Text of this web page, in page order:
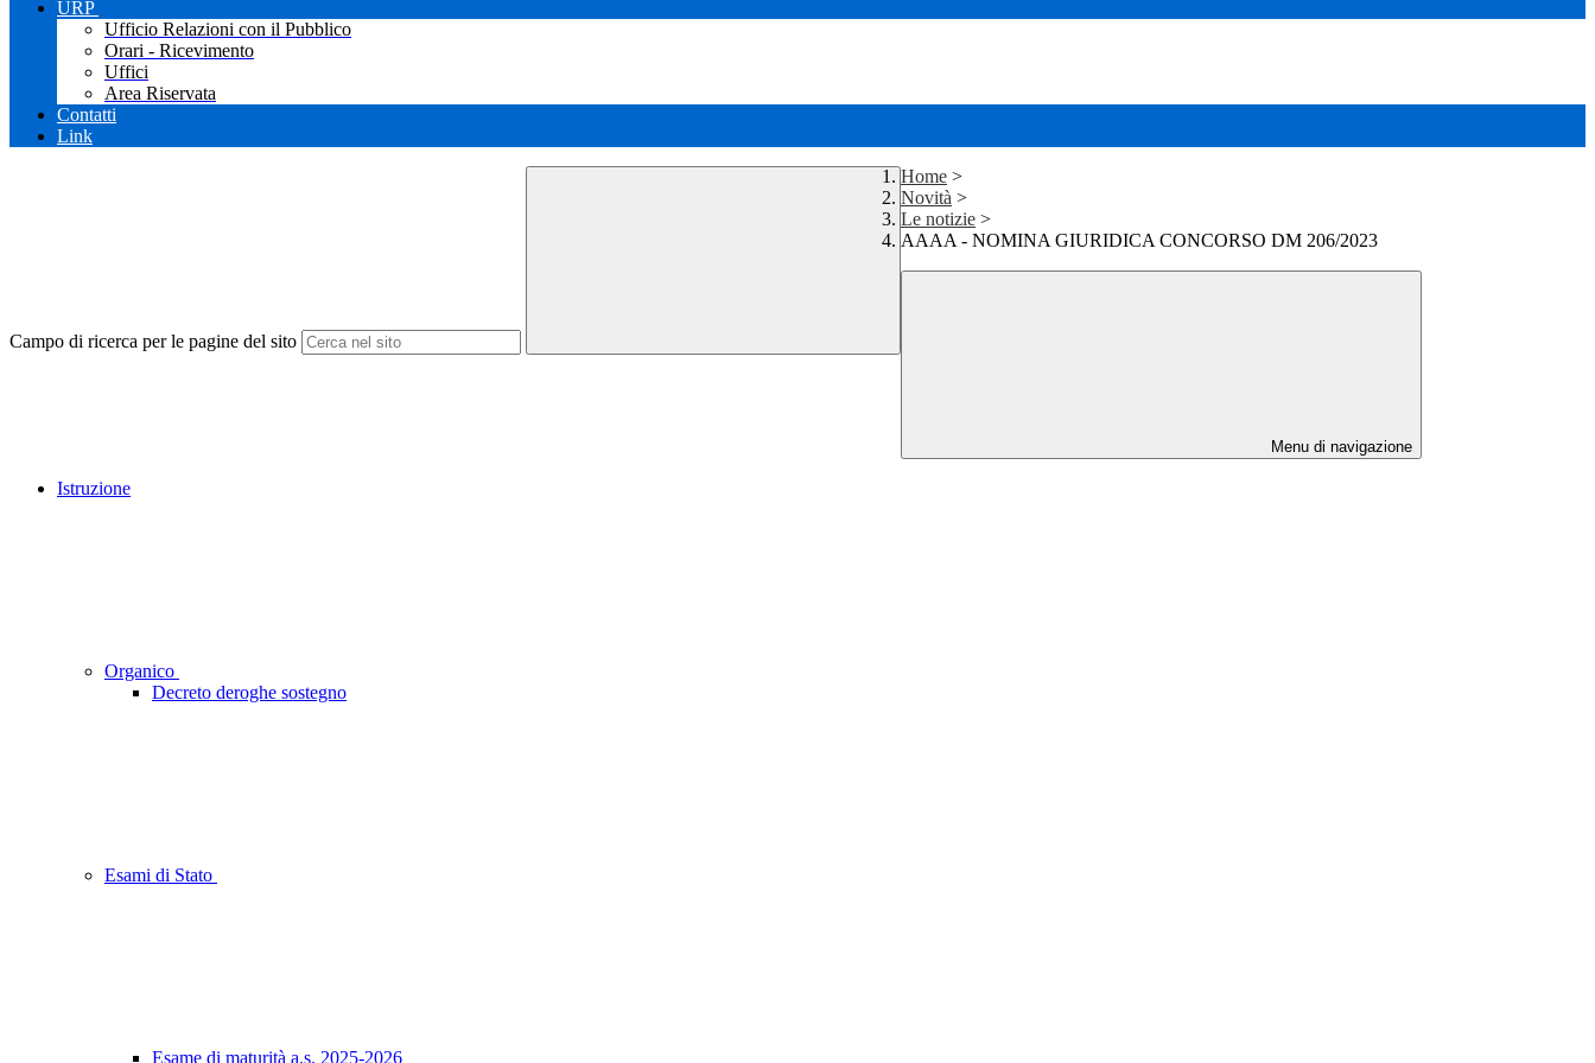
URP
Ufficio Relazioni con il Pubblico
Orari - Ricevimento
Uffici
Area Riservata
Contatti
Link
Campo di ricerca per le pagine del sito
Home >
Novità >
Le notizie >
AAAA - NOMINA GIURIDICA CONCORSO DM 206/2023
Menu di navigazione
Istruzione
Organico
Decreto deroghe sostegno
Esami di Stato
Esame di maturità a.s. 2025-2026